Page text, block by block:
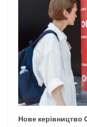
Нове керівництво